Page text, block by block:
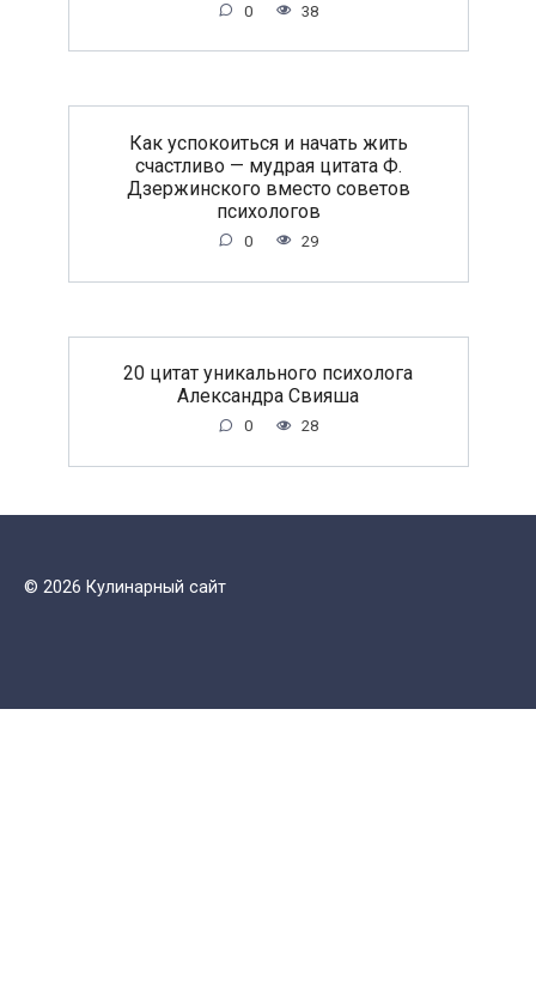
0 38
Как успокоиться и начать жить
счастливо — мудрая цитата Ф.
Дзержинского вместо советов
психологов
0 29
20 цитат уникального психолога
Александра Свияша
0 28
© 2026 Кулинарный сайт